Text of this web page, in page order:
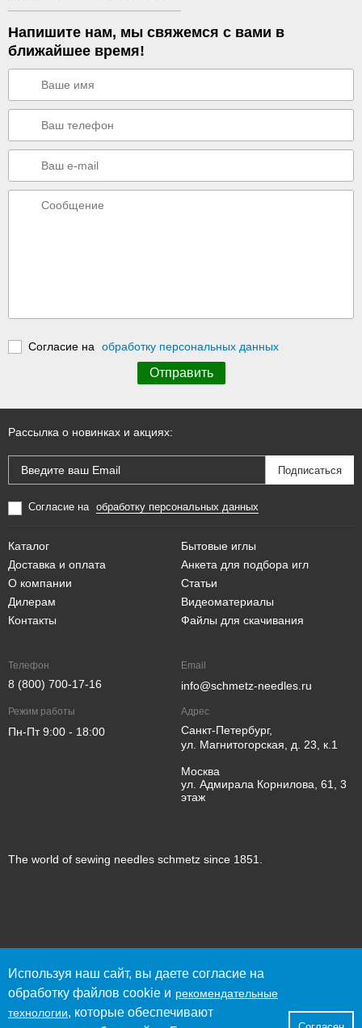
Напишите нам, мы свяжемся с вами в
ближайшее время!
Согласие на обработку персональных данных
The world of sewing needles schmetz since 1851.
Политика конфиденциальности
Согласие пользователя сайта на обработку персональных
данных
Рассылка о новинках и акциях:
Согласие на обработку персональных данных
Каталог
Доставка и оплата
О компании
Дилерам
Контакты
Бытовые иглы
Анкета для подбора игл
Статьи
Видеоматериалы
Файлы для скачивания
Телефон
8 (800) 700-17-16
Email
info@schmetz-needles.ru
Режим работы
Пн-Пт 9:00 - 18:00
Адрес
Санкт-Петербург,
ул. Магнитогорская, д. 23, к.1
Москва
ул. Адмирала Корнилова, 61, 3
этаж
Используя наш сайт, вы даете согласие на
обработку файлов cookie и рекомендательные
технологии, которые обеспечивают